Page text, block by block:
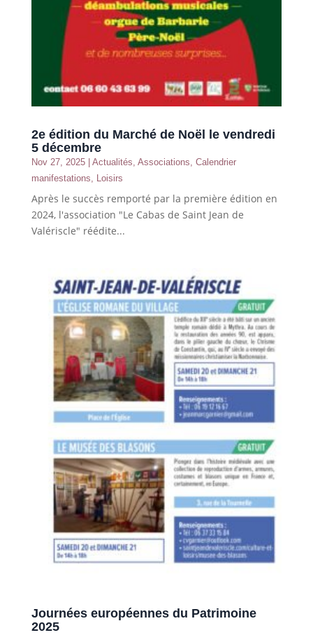
2e édition du Marché de Noël le vendredi
5 décembre
Nov 27, 2025| Actualités Associations Calendrier
manifestations
Loisirs
Après le succès remporté par la première édition en
2024, l'association "Le Cabas de Saint Jean de
Valériscle" réédite...
Journées européennes du Patrimoine
2025